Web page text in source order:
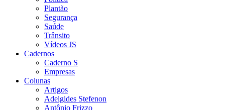
Plantão
Segurança
Saúde
Trânsito
Vídeos JS
Cadernos
Caderno S
Empresas
Colunas
Artigos
Adelgides Stefenon
Antônio Frizzo